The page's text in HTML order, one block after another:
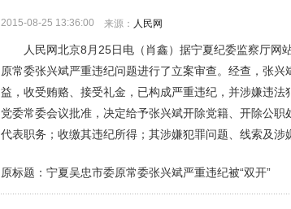
2015-08-25 13:36:00 来源： 人民网
人民网北京8月25日电（肖鑫）据宁夏纪委监察厅网
原常委张兴斌严重违纪问题进行了立案审查。经查，张
益，收受贿赂、接受礼金，已构成严重违纪，并涉嫌违
党委常委会议批准，决定给予张兴斌开除党籍、开除公
代表职务；收缴其违纪所得；其涉嫌犯罪问题、线索及涉
原标题：宁夏吴忠市委原常委张兴斌严重违纪被“双开”